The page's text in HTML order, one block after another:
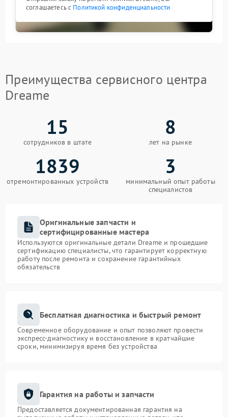
соглашаетесь с Политикой конфиденциальности
Преимущества сервисного центра
Dreame
15
сотрудников в штате
8
лет на рынке
1839
отремонтированных устройств
3
минимальный опыт работы
специалистов
Оригинальные запчасти и
сертифицированные мастера
Используются оригинальные детали Dreame и прошедшие
сертификацию специалисты, что гарантирует корректную
работу после ремонта и сохранение гарантийных
обязательств
Бесплатная диагностика и быстрый ремонт
Современное оборудование и опыт позволяют провести
экспресс-диагностику и восстановление в кратчайшие
сроки, минимизируя время без устройства
Гарантия на работы и запчасти
Предоставляется документированная гарантия на